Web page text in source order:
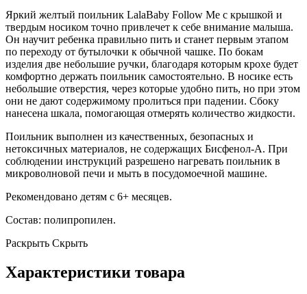
Яркий желтый поильник LalaBaby Follow Me с крышкой и
твердым носиком точно привлечет к себе внимание малыша.
Он научит ребенка правильно пить и станет первым этапом
по переходу от бутылочки к обычной чашке. По бокам
изделия две небольшие ручки, благодаря которым крохе будет
комфортно держать поильник самостоятельно. В носике есть
небольшие отверстия, через которые удобно пить, но при этом
они не дают содержимому пролиться при падении. Сбоку
нанесена шкала, помогающая отмерять количество жидкости.
Поильник выполнен из качественных, безопасных и
нетоксичных материалов, не содержащих Бисфенол-А. При
соблюдении инструкций разрешено нагревать поильник в
микроволновой печи и мыть в посудомоечной машине.
Рекомендовано детям с 6+ месяцев.
Состав: полипропилен.
Раскрыть Скрыть
Характеристики товара